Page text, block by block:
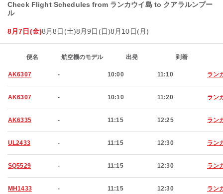
Check Flight Schedules from ランカウイ島 to クアラルンプー
ル
8月7日(金)8月8日(土)8月9日(日)8月10日(月)
便名 航空機のモデル 出発 到着
AK6307 - 10:00 11:10 ラン
AK6307 - 10:10 11:20 ラン
AK6335 - 11:15 12:25 ラン
UL2433 - 11:15 12:30 ラン
SQ5529 - 11:15 12:30 ラン
MH1433 - 11:15 12:30 ラン